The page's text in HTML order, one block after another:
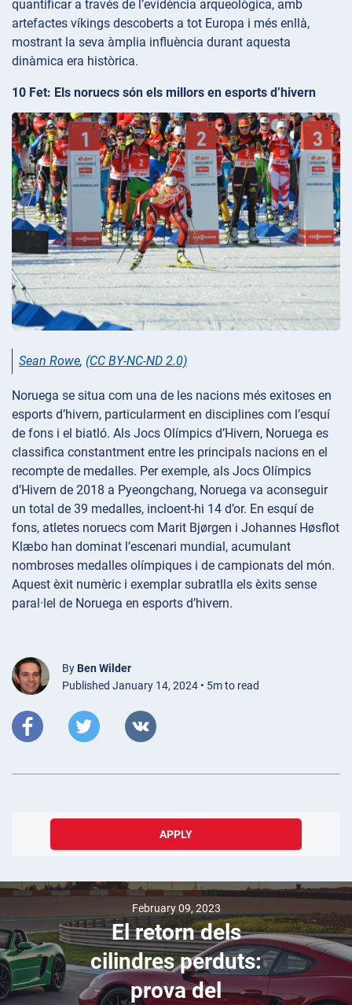
quantificar a través de l’evidència arqueològica, amb
artefactes víkings descoberts a tot Europa i més enllà,
mostrant la seva àmplia influència durant aquesta
dinàmica era històrica.
10 Fet: Els noruecs són els millors en esports d’hivern
Sean Rowe, (CC BY-NC-ND 2.0)
Noruega se situa com una de les nacions més exitoses en
esports d’hivern, particularment en disciplines com l’esquí
de fons i el biatló. Als Jocs Olímpics d’Hivern, Noruega es
classifica constantment entre les principals nacions en el
recompte de medalles. Per exemple, als Jocs Olímpics
d’Hivern de 2018 a Pyeongchang, Noruega va aconseguir
un total de 39 medalles, incloent-hi 14 d’or. En esquí de
fons, atletes noruecs com Marit Bjørgen i Johannes Høsflot
Klæbo han dominat l’escenari mundial, acumulant
nombroses medalles olímpiques i de campionats del món.
Aquest èxit numèric i exemplar subratlla els èxits sense
paral·lel de Noruega en esports d’hivern.
By Ben Wilder
Published January 14, 2024 • 5m to read
APPLY
February 09, 2023
El retorn dels
cilindres perduts:
prova del